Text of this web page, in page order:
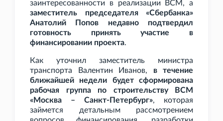
заинтересованности в реализации ВСМ, а
заместитель председателя «Сбербанка»
Анатолий Попов недавно подтвердил
готовность принять участие в
финансировании проекта.
Как уточнил заместитель министра
транспорта Валентин Иванов, в течение
ближайшей недели будет сформирована
рабочая группа по строительству ВСМ
«Москва – Санкт-Петербург», которая
займется детальным рассмотрением